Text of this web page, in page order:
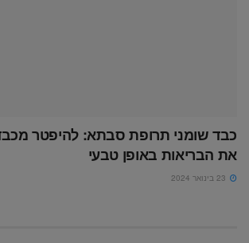
כבד שומני תרופת סבתא: להיפטר
את הבריאות באופן טבעי